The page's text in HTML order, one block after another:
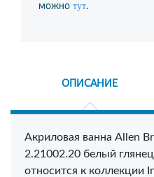
можно тут.
ОПИСАНИЕ
Акриловая ванна Allen
2.21002.20 белый
относится к коллекции